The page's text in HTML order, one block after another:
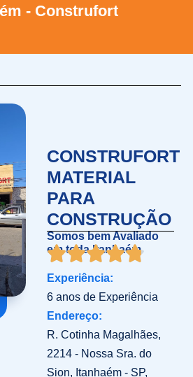
- Construfort
CONSTRUFORT
MATERIAL
PARA
CONSTRUÇÃO
Somos bem Avaliado
em toda Itanhaém
Experiência:
6 anos de Experiência
Endereço:
R. Cotinha Magalhães,
2214 - Nossa Sra. do
Sion, Itanhaém - SP,